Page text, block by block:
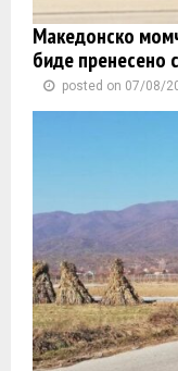
Македонско
биде пренесено
posted on 07/08/